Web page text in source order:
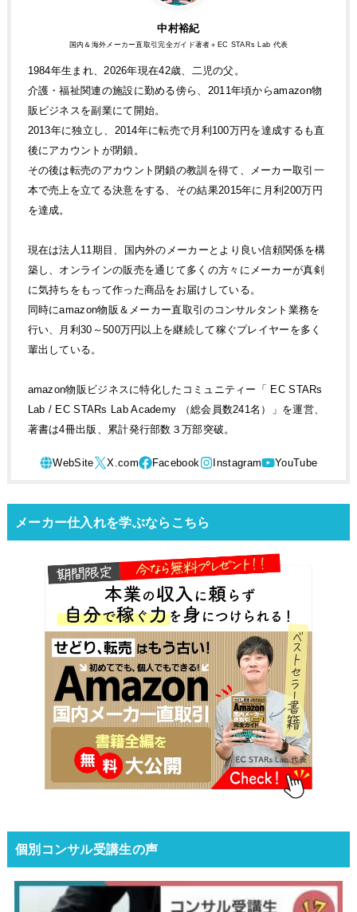
中村裕紀
国内＆海外メーカー直取引完全ガイド著者＋EC STARs Lab 代表
1984年生まれ、2026年現在42歳、二児の父。
介護・福祉関連の施設に勤める傍ら、2011年頃からamazon物
販ビジネスを副業にて開始。
2013年に独立し、2014年に転売で月利100万円を達成するも直
後にアカウントが閉鎖。
その後は転売のアカウント閉鎖の教訓を得て、メーカー取引一
本で売上を立てる決意をする、その結果2015年に月利200万円
を達成。
現在は法人11期目、国内外のメーカーとより良い信頼関係を構
築し、オンラインの販売を通じて多くの方々にメーカーが真剣
に気持ちをもって作った商品をお届けしている。
同時にamazon物販＆メーカー直取引のコンサルタント業務を
行い、月利30～500万円以上を継続して稼ぐプレイヤーを多く
輩出している。
amazon物販ビジネスに特化したコミュニティー「 EC STARs
Lab / EC STARs Lab Academy （総会員数241名）」を運営、
著書は4冊出版、累計発行部数３万部突破。
メーカー仕入れを学ぶならこちら
個別コンサル受講生の声